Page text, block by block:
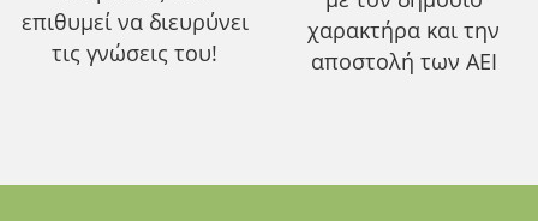
επιθυμεί να διευρύνει
τις γνώσεις του!
χαρακτήρα και την
αποστολή των ΑΕΙ